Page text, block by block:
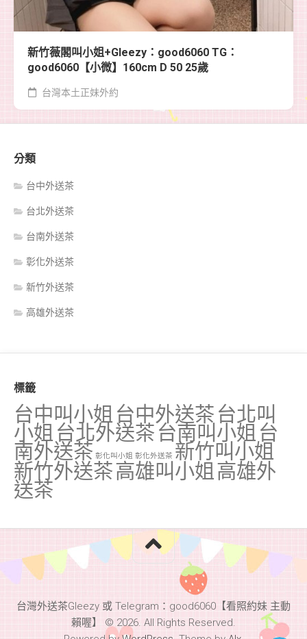
新竹薇閣叫小姐+Gleezy：good6060 TG：
good6060【小微】160cm D 50 25歲
台灣本土正妹外約
分類
台中外送茶
台北外送茶
台南外送茶
彰化外送茶
新竹外送茶
高雄外送茶
標籤
台中叫小姐 台中外送茶 台北叫
小姐 台北外送茶 台南叫小姐 台
南外送茶 彰化叫小姐 彰化外送茶 新竹叫小姐
新竹外送茶高雄叫小姐 高雄外
送茶
台灣外送茶Gleezy 或 Telegram：good6060【看照約妹 主動
賴喔】 © 2026. All Rights Reserved.